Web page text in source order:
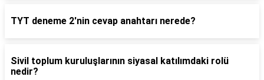
TYT deneme 2'nin cevap anahtarı nerede?
Sivil toplum kuruluşlarının siyasal katılımdaki rolü
nedir?